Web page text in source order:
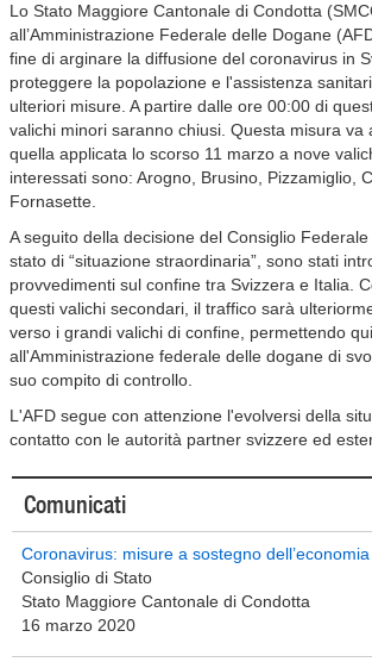
Lo Stato Maggiore Cantonale di Condotta
all’Amministrazione Federale delle Dogane
fine di arginare la diffusione del coronavirus in
proteggere la popolazione e l'assistenza
ulteriori misure. A partire dalle ore 00:00 di
valichi minori saranno chiusi. Questa misura va
quella applicata lo scorso 11 marzo a nove
interessati sono: Arogno, Brusino, Pizzamiglio,
Fornasette.
A seguito della decisione del Consiglio
stato di “situazione straordinaria”, sono stati
provvedimenti sul confine tra Svizzera e Italia.
questi valichi secondari, il traffico sarà
verso i grandi valichi di confine, permettendo
all'Amministrazione federale delle dogane di
suo compito di controllo.
L'AFD segue con attenzione l'evolversi della
contatto con le autorità partner svizzere ed
Comunicati
Coronavirus: misure a sostegno
Consiglio di Stato
Stato Maggiore Cantonale di Condotta
16 marzo 2020